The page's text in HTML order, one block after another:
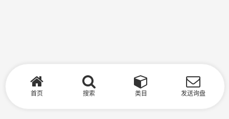
首页 搜索 类目 发送询盘